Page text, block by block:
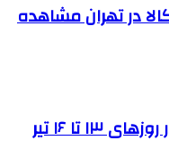
در تهران مشاهده
اتحادیه های صنفی تهران در روزهای ۱۳ تا ۱۶ تیر